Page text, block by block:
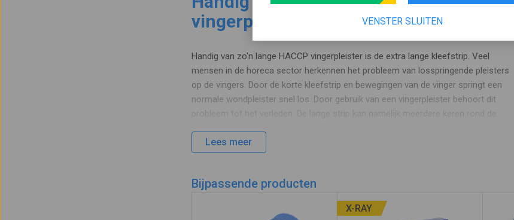
vingerpleister
Handig van zo'n lange HACCP vingerpleister is de extra lange kleefstrip. Veel
mensen in de horeca sector herkennen het probleem van losspringende pleisters
op de vingers. Door de korte kleefstrip en bewegingen van de vinger springt een
normale wondpleister snel los. Door gebruik van een vingerpleister behoort dit
gebruik van hechtpleister. Wist u dat er ook
met extra lange blauwe HACCP vingerpleisters? Deze wordt aan de muur
Deze zijn met één hand aan te brengen. Echt een aanrader!
Lees meer
Bijpassende producten
X-RAY
VENSTER SLUITEN